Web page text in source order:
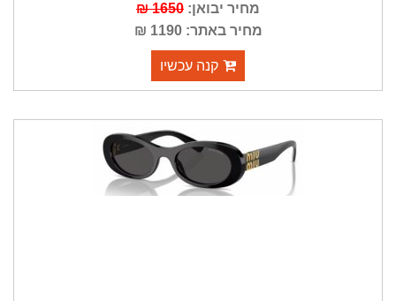
מחיר יבואן: 1650 ₪
מחיר באתר: 1190 ₪
קנה עכשיו